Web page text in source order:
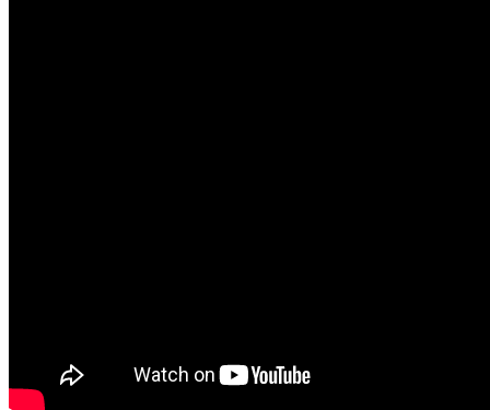
Share on Twitter
–Share on Facebook